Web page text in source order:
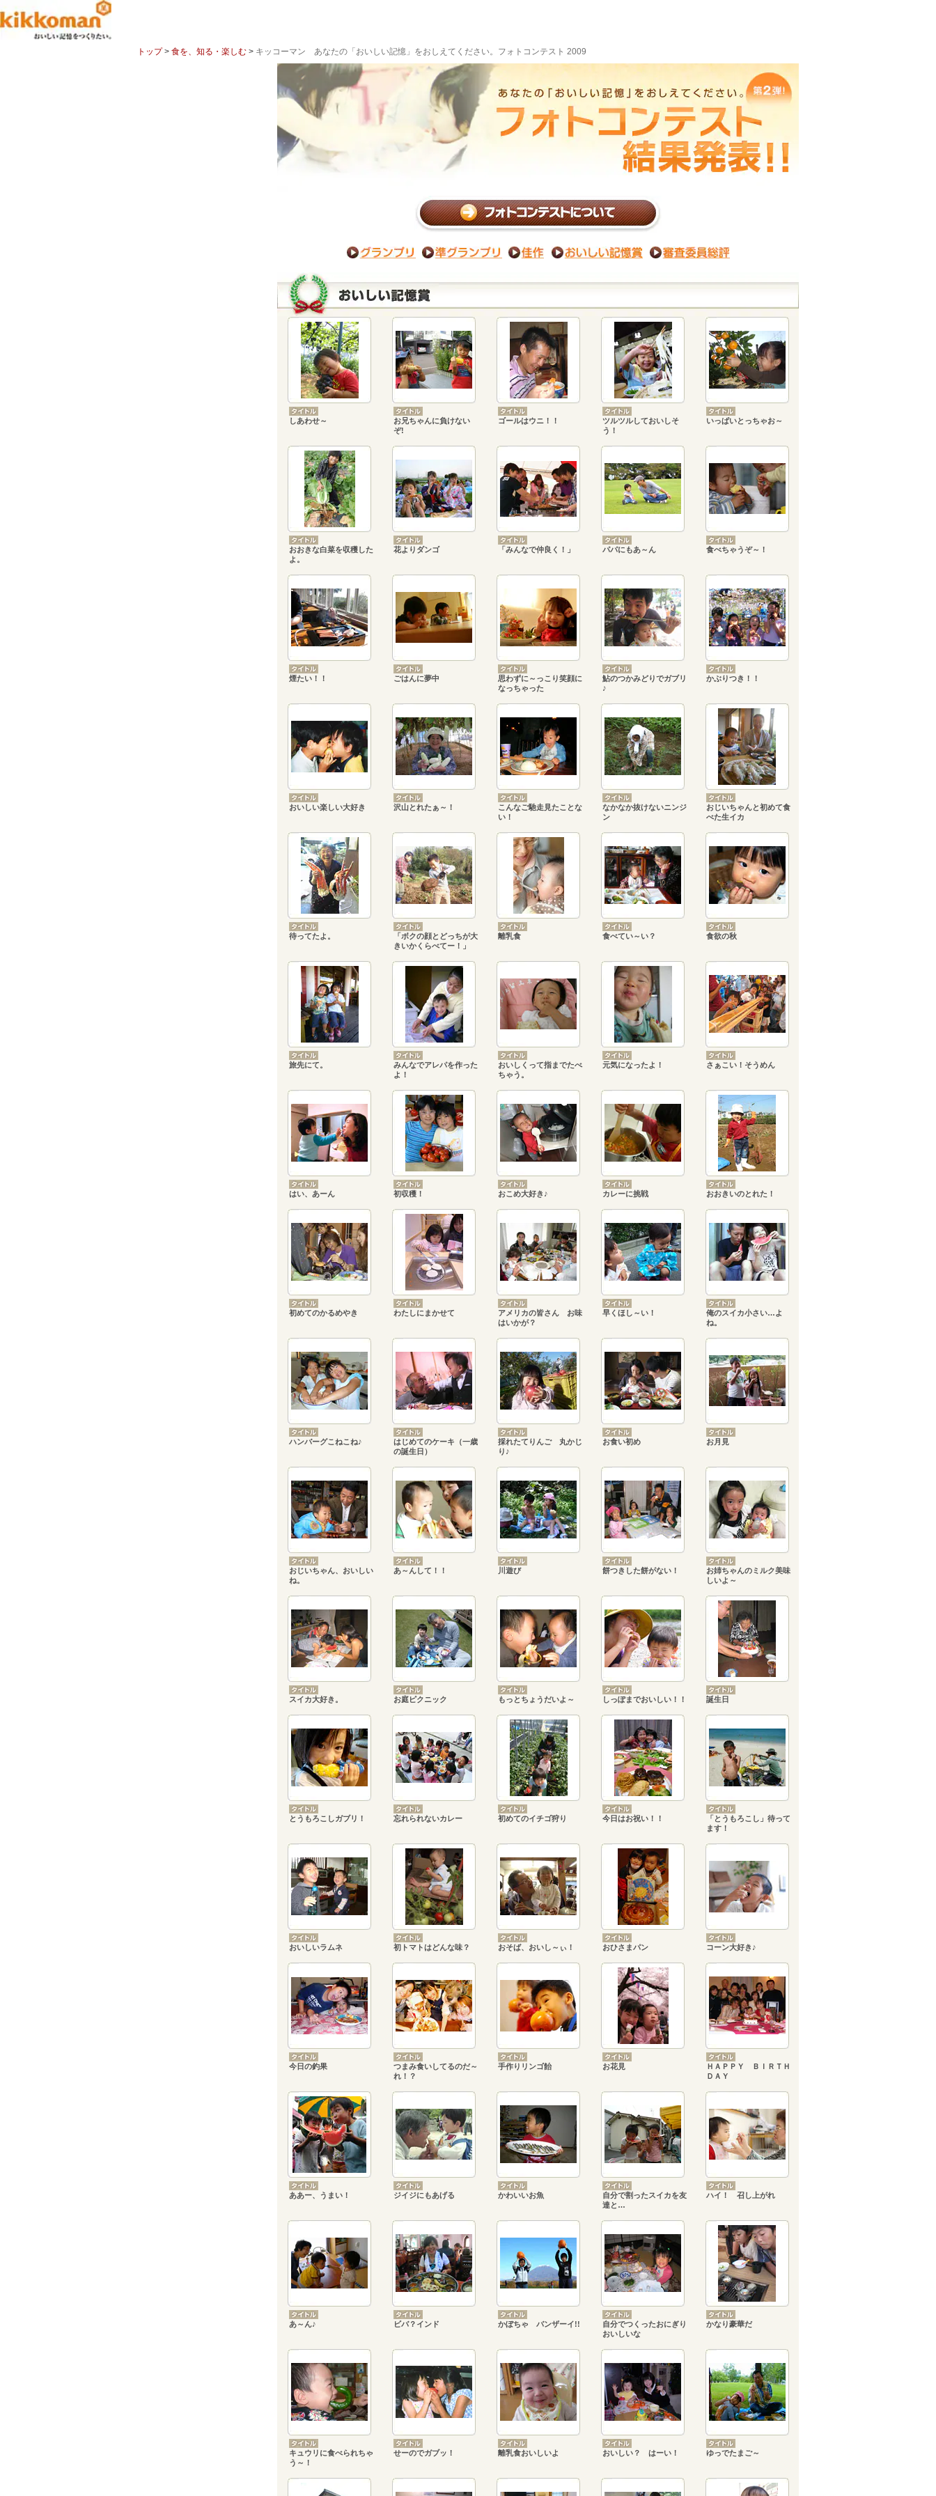
トップ> 食を、知る・楽しむ > キッコーマン あなたの「おいしい記憶」をおしえてください。フォトコンテスト 2009
しあわせ～
お兄ちゃんに負けない
ぞ!
ゴールはウニ！！
ツルツルしておいしそ
う！
いっぱいとっちゃお～
おおきな白菜を収穫した
よ。
花よりダンゴ 「みんなで仲良く！」 パパにもあ～ん 食べちゃうぞ～！
煙たい！！ ごはんに夢中
思わずに～っこり笑顔に
なっちゃった
鮎のつかみどりでガブリ
♪
かぶりつき！！
おいしい楽しい大好き 沢山とれたぁ～！
こんなご馳走見たことな
い！
なかなか抜けないニンジ
ン
おじいちゃんと初めて食
べた生イカ
待ってたよ。
「ボクの顔とどっちが大
きいかくらべてー！」
離乳食 食べてい～い？ 食欲の秋
旅先にて。
みんなでアレパを作った
よ！
おいしくって指までたべ
ちゃう。
元気になったよ！ さぁこい！そうめん
はい、あーん 初収穫！ おこめ大好き♪ カレーに挑戦 おおきいのとれた！
初めてのかるめやき わたしにまかせて
アメリカの皆さん お味
はいかが？
早くほし～い！
俺のスイカ小さい…よ
ね。
ハンバーグこねこね♪
はじめてのケーキ（一歳
の誕生日）
採れたてりんご 丸かじ
り♪
お食い初め お月見
おじいちゃん、おいしい
ね。
あ～んして！！ 川遊び 餅つきした餅がない！
お姉ちゃんのミルク美味
しいよ～
スイカ大好き。 お庭ピクニック もっとちょうだいよ～ しっぽまでおいしい！！ 誕生日
とうもろこしガブリ！ 忘れられないカレー 初めてのイチゴ狩り 今日はお祝い！！
「とうもろこし」待って
ます！
おいしいラムネ 初トマトはどんな味？ おそば、おいし～ぃ！ おひさまパン コーン大好き♪
今日の釣果
つまみ食いしてるのだ～
れ！？
手作りリンゴ飴 お花見
ＨＡＰＰＹ ＢＩＲＴＨ
ＤＡＹ
ああー、うまい！ ジイジにもあげる かわいいお魚
自分で割ったスイカを友
達と…
ハイ！ 召し上がれ
あ～ん♪ ビバ？インド かぼちゃ バンザーイ!!
自分でつくったおにぎり
おいしいな
かなり豪華だ
キュウリに食べられちゃ
う～！
せーのでガブッ！ 離乳食おいしいよ おいしい？ はーい！ ゆっでたまご～